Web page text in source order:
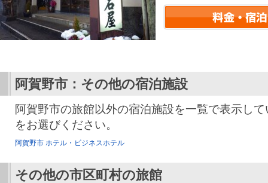
阿賀野市：その他の宿泊施設
阿賀野市の旅館以外の宿泊施設を一覧で表示し
をお選びください。
阿賀野市 ホテル・ビジネスホテル
その他の市区町村の旅館